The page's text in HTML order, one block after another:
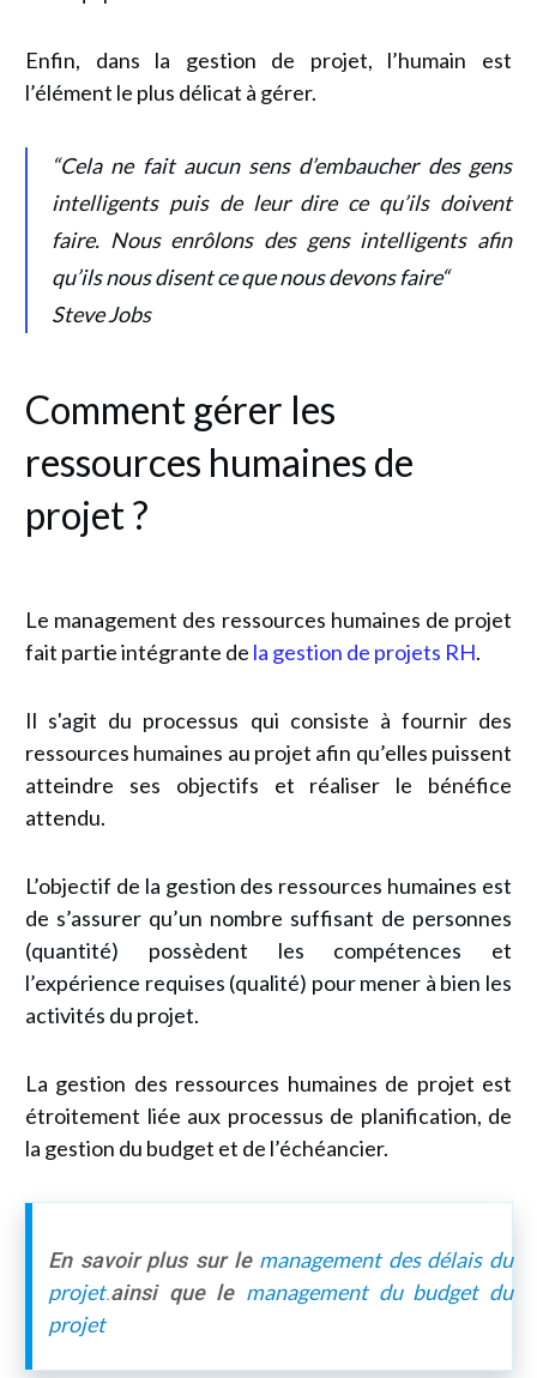
Enfin, dans la gestion de projet, l’humain est
l’élément le plus délicat à gérer.
“Cela ne fait aucun sens d’embaucher des gens
intelligents puis de leur dire ce qu’ils doivent
faire. Nous enrôlons des gens intelligents afin
qu’ils nous disent ce que nous devons faire“
Steve Jobs
Comment gérer les
ressources humaines de
projet ?
Le management des ressources humaines de projet
fait partie intégrante de la gestion de projets RH.
Il s'agit du processus qui consiste à fournir des
ressources humaines au projet afin qu’elles puissent
atteindre ses objectifs et réaliser le bénéfice
attendu.
L’objectif de la gestion des ressources humaines est
de s’assurer qu’un nombre suffisant de personnes
(quantité) possèdent les compétences et
l’expérience requises (qualité) pour mener à bien les
activités du projet.
La gestion des ressources humaines de projet est
étroitement liée aux processus de planification, de
la gestion du budget et de l’échéancier.
En savoir plus sur le management des délais du
projet.ainsi que le management du budget du
projet